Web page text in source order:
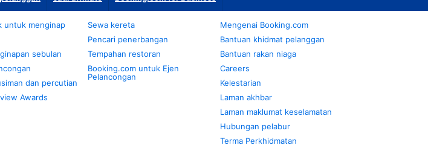
untuk menginap
sebulan
dan percutian
Awards
Sewa kereta
Pencari penerbangan
Tempahan restoran
Booking.com untuk Ejen
Pelancongan
Mengenai Booking.com
Bantuan khidmat pelanggan
Bantuan rakan niaga
Careers
Kelestarian
Laman akhbar
Laman maklumat keselamatan
Hubungan pelabur
Terma Perkhidmatan